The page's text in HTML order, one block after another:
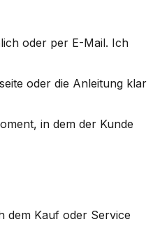
oder per E-Mail. Ich
oder die Anleitung klar
in dem der Kunde
dem Kauf oder Service